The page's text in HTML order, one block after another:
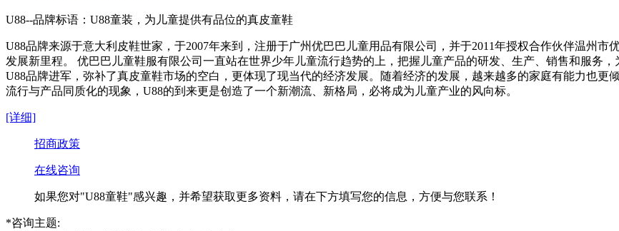
U88--品牌标语： U88童装，为儿童提供有品位的真皮童鞋
U88品牌来源于意大利皮鞋世家，于2007年来到，注册于广州优巴巴儿童用品有限公司，并于2011年授权合作伙伴温州
发展新里程。 优巴巴儿童鞋服有限公司一直站在世界少年儿童流行趋势的上，把握儿童产品的研发、生产、销售和服务
U88品牌进军，弥补了真皮童鞋市场的空白，更体现了现当代的经济发展。随着经济的发展，越来越多的家庭有能力也
流行与产品同质化的现象，U88的到来更是创造了一个新潮流、新格局，必将成为儿童产业的风向标。
[详细]
招商政策
在线咨询
如果您对"U88童鞋"感兴趣，并希望获取更多资料，请在下方填写您的信息，方便与您联系！
*咨询主题: